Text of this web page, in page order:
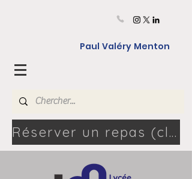
Paul Valéry Menton
Réserver un repas (cliquez ici) - 06.46.80.04.08